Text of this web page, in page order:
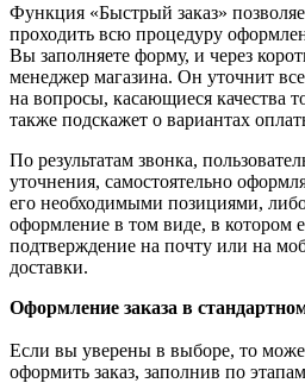
Функция «Быстрый заказ»
проходить всю процедуру
Вы заполняете форму, и через
менеджер магазина. Он уточнит все
на вопросы, касающиеся качества
также подскажет о вариантах
По результатам звонка,
уточнения, самостоятельно
его необходимыми позициями, либо
оформление в том виде, в котором
подтверждение на почту или на
доставки.
Оформление заказа в
Если вы уверены в выборе, то
оформить заказ, заполнив по